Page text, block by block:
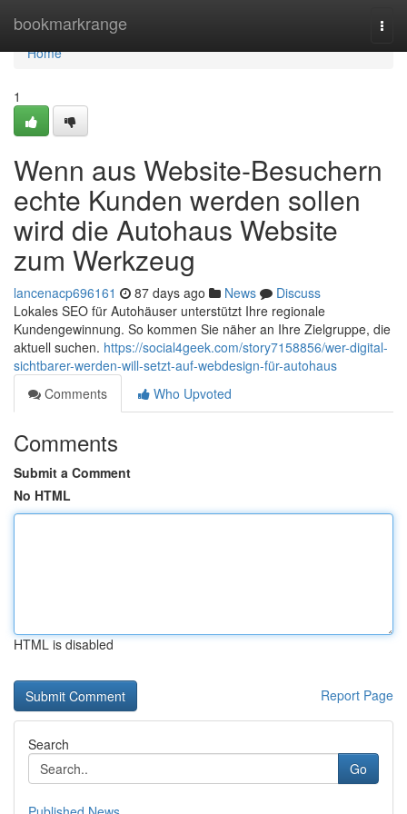
bookmarkrange
Home
Home
1
Wenn aus Website-Besuchern
echte Kunden werden sollen
wird die Autohaus Website
zum Werkzeug
lancenacp696161 87 days ago News
Discuss
Lokales SEO für Autohäuser unterstützt Ihre regionale
Kundengewinnung. So kommen Sie näher an Ihre Zielgruppe, die
aktuell suchen. https://social4geek.com/story7158856/wer-digital-
sichtbarer-werden-will-setzt-auf-webdesign-für-autohaus
Comments
Who Upvoted
Comments
Submit a Comment
No HTML
HTML is disabled
Report Page
Search
Go